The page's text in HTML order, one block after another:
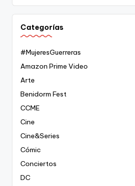
Categorías
#MujeresGuerreras
Amazon Prime Video
Arte
Benidorm Fest
CCME
Cine
Cine&Series
Cómic
Conciertos
DC